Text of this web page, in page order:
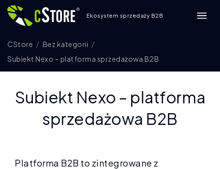
Ekosystem sprzedaży B2B
CStore
Bez kategorii
Subiekt Nexo – platforma sprzedażowa B2B
Subiekt Nexo – platforma
sprzedażowa B2B
Platforma B2B to zintegrowane z